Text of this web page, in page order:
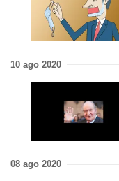
10 ago 2020
08 ago 2020